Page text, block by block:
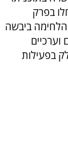
בפרק
הלחימה ביבשה
וערכיים
בפעילות